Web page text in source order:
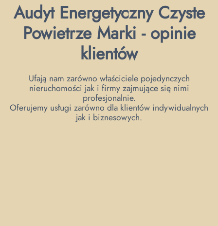
Audyt Energetyczny Czyste
Powietrze Marki - opinie
klientów
Ufają nam zarówno właściciele pojedynczych
nieruchomości jak i firmy zajmujące się nimi
profesjonalnie.
Oferujemy usługi zarówno dla klientów indywidualnych
jak i biznesowych.